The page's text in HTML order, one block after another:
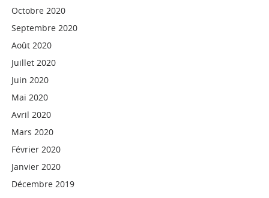
Octobre 2020
Septembre 2020
Août 2020
Juillet 2020
Juin 2020
Mai 2020
Avril 2020
Mars 2020
Février 2020
Janvier 2020
Décembre 2019